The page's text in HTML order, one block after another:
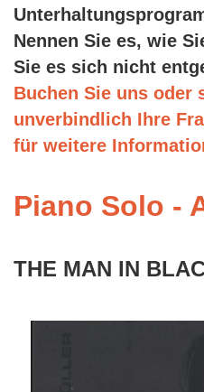
Nennen Sie es, wie
Sie es sich nicht
Buchen Sie uns oder
unverbindlich Ihre
für weitere
Piano Solo -
THE MAN IN